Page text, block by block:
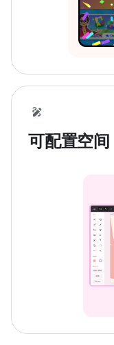
可配置空间